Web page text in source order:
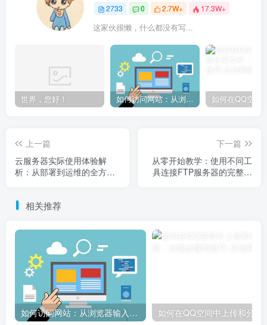
2733 0 2.7W+ 17.3W+
这家伙很懒，什么都没有写...
世界，您好！ 如何访问网站：从浏览器输入到页面加载的完整步骤详解
上一篇
云服务器实际使用体验解
析：从部署到运维的全方位
下一篇
从零开始教学：使用不同工
具连接FTP服务器的完整方
相关推荐
如何访问网站：从浏览器输入到页面加载的完整步骤详解